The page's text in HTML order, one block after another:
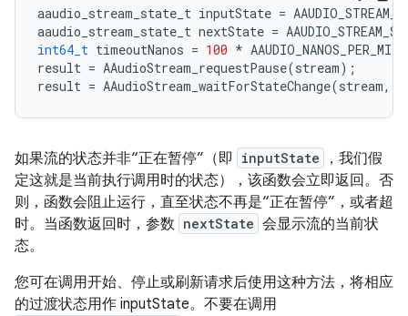
aaudio_stream_state_t inputState =
aaudio_stream_state_t nextState =
int64_t timeoutNanos = 100 *
result = AAudioStream_requestPause(stream);
result = AAudioStream_waitForStateChange(stream,
如果流的状态并非“正在暂停”（即 inputState
，我们假
定这就是当前执行调用时的状态），该函数会立即返回。否
则，函数会阻止运行，直至状态不再是“正在暂停”，或者超
时。当函数返回时，参数 nextState 会显示流的当前状
态。
您可在调用开始、停止或刷新请求后使用这种方法，将相应
的过渡状态用作 inputState。不要在调用